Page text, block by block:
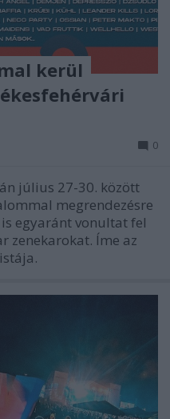
kerül
0
július 27-30. között
megrendezésre
egyaránt vonultat fel
zenekarokat. Íme az